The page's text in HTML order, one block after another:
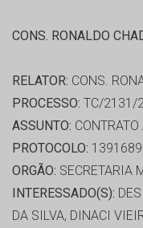
CONS. RONALDO
RELATOR: CONS.
PROCESSO: TC/2131/
ASSUNTO:
PROTOCOLO: 1391689
ORGÃO: SECRETARIA
INTERESSADO(S):
DA SILVA, DINACI